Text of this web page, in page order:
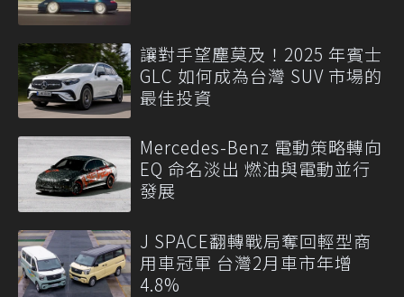
讓對手望塵莫及！2025 年賓士
GLC 如何成為台灣 SUV 市場的
最佳投資
Mercedes-Benz 電動策略轉向
EQ 命名淡出 燃油與電動並行
發展
J SPACE翻轉戰局奪回輕型商
用車冠軍 台灣2月車市年增
4.8%